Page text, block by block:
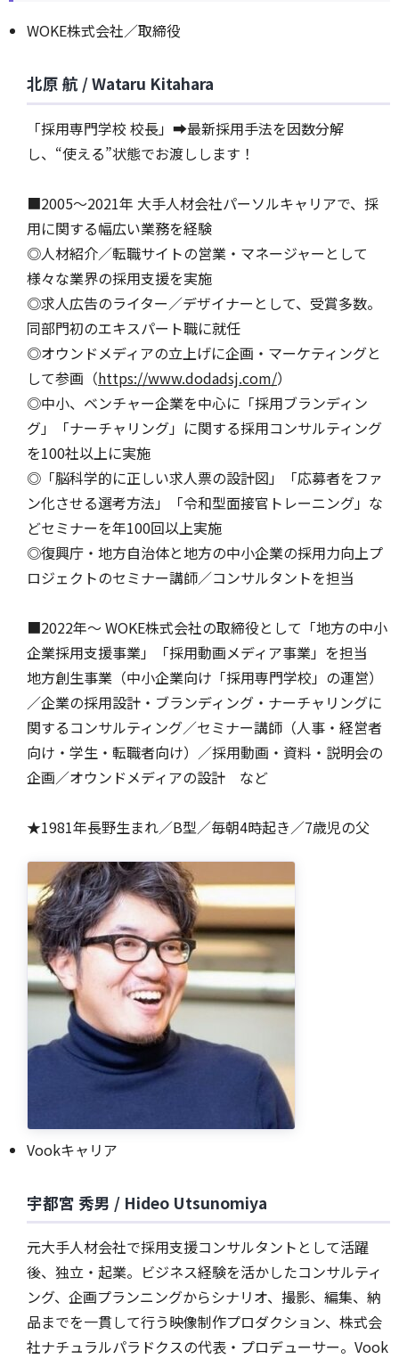
WOKE株式会社／取締役
北原 航 / Wataru Kitahara
「採用専門学校 校長」➡最新採用手法を因数分解
し、“使える”状態でお渡しします！
■2005～2021年 大手人材会社パーソルキャリアで、採
用に関する幅広い業務を経験
◎人材紹介／転職サイトの営業・マネージャーとして
様々な業界の採用支援を実施
◎求人広告のライター／デザイナーとして、受賞多数。
同部門初のエキスパート職に就任
◎オウンドメディアの立上げに企画・マーケティングと
して参画（https://www.dodadsj.com/）
◎中小、ベンチャー企業を中心に「採用ブランディン
グ」「ナーチャリング」に関する採用コンサルティング
を100社以上に実施
◎「脳科学的に正しい求人票の設計図」「応募者をファ
ン化させる選考方法」「令和型面接官トレーニング」な
どセミナーを年100回以上実施
◎復興庁・地方自治体と地方の中小企業の採用力向上プ
ロジェクトのセミナー講師／コンサルタントを担当
■2022年～ WOKE株式会社の取締役として「地方の中小
企業採用支援事業」「採用動画メディア事業」を担当
地方創生事業（中小企業向け「採用専門学校」の運営）
／企業の採用設計・ブランディング・ナーチャリングに
関するコンサルティング／セミナー講師（人事・経営者
向け・学生・転職者向け）／採用動画・資料・説明会の
企画／オウンドメディアの設計 など
★1981年長野生まれ／B型／毎朝4時起き／7歳児の父
Vookキャリア
宇都宮 秀男 / Hideo Utsunomiya
元大手人材会社で採用支援コンサルタントとして活躍
後、独立・起業。ビジネス経験を活かしたコンサルティ
ング、企画プランニングからシナリオ、撮影、編集、納
品までを一貫して行う映像制作プロダクション、株式会
社ナチュラルパラドクスの代表・プロデューサー。Vook